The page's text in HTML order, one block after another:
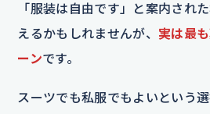
「服装は自由です」と案内され
えるかもしれませんが、 実は最
ーンです。
スーツでも私服でもよいという